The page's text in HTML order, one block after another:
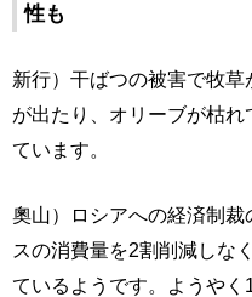
性も
新行）干ばつの被害で牧
が出たり、オリーブが枯
ています。
奧山）ロシアへの経済制
スの消費量を2割削減しな
ているようです。ようや